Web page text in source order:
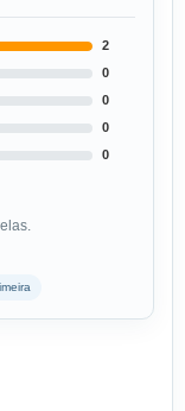
2
0
0
0
0